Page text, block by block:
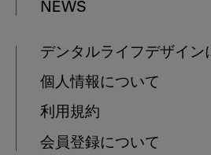
NEWS
デンタルライフデザイン
個人情報について
利用規約
会員登録について